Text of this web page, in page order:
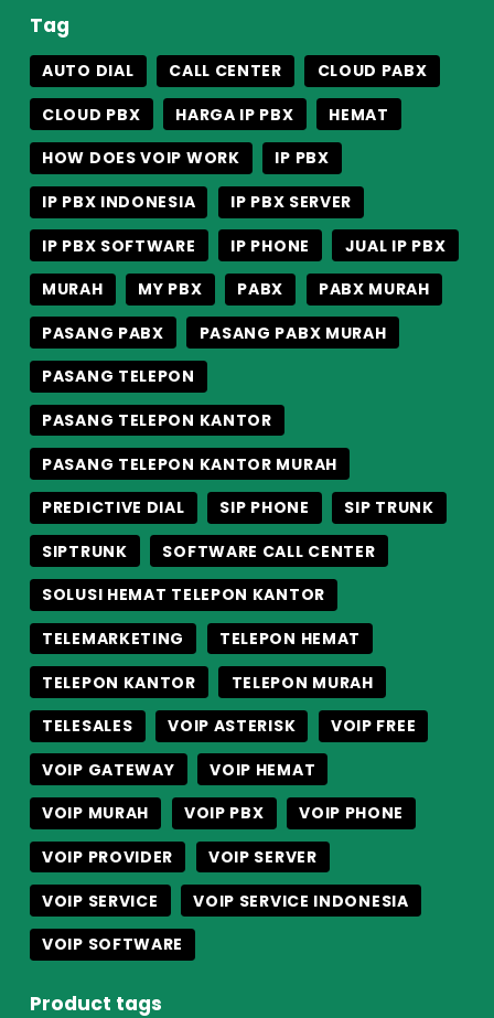
Tag
AUTO DIAL CALL CENTER
CLOUD PABX
CLOUD PBX
HARGA IP PBX
HEMAT
HOW DOES VOIP WORK
IP PBX
IP PBX INDONESIA
IP PBX SERVER
IP PBX SOFTWARE
IP PHONE
JUAL IP PBX
MURAH
MY PBX PABX
PABX MURAH
PASANG PABX
PASANG PABX MURAH
PASANG TELEPON
PASANG TELEPON KANTOR
PASANG TELEPON KANTOR MURAH
PREDICTIVE DIAL
SIP PHONE
SIP TRUNK
SIPTRUNK
SOFTWARE CALL CENTER
SOLUSI HEMAT TELEPON KANTOR
TELEMARKETING
TELEPON HEMAT
TELEPON KANTOR
TELEPON MURAH
TELESALES
VOIP ASTERISK
VOIP FREE
VOIP GATEWAY
VOIP HEMAT
VOIP MURAH
VOIP PBX
VOIP PHONE
VOIP PROVIDER
VOIP SERVER
VOIP SERVICE
VOIP SERVICE INDONESIA
VOIP SOFTWARE
Product tags